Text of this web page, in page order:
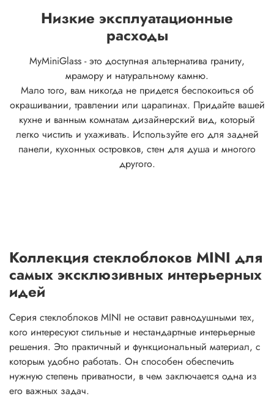
Низкие эксплуатационные
расходы
MyMiniGlass - это доступная альтернатива граниту,
мрамору и натуральному камню.
Мало того, вам никогда не придется беспокоиться об
окрашивании, травлении или царапинах. Придайте вашей
кухне и ванным комнатам дизайнерский вид, который
легко чистить и ухаживать. Используйте его для задней
панели, кухонных островков, стен для душа и многого
другого.
Коллекция стеклоблоков MINI для
самых эксклюзивных интерьерных
идей
Серия стеклоблоков MINI не оставит равнодушными тех,
кого интересуют стильные и нестандартные интерьерные
решения. Это практичный и функциональный материал, с
которым удобно работать. Он способен обеспечить
нужную степень приватности, в чем заключается одна из
его важных задач.